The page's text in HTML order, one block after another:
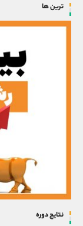
ترین ها
نتایج دوره